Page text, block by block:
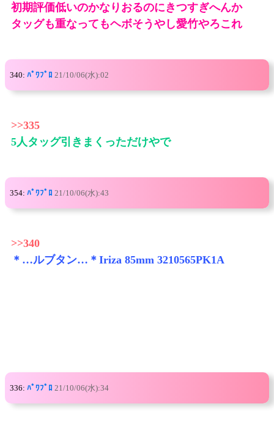
初期評価低いのかなりおるのにきつすぎへんか
タッグも重なってもヘボそうやし愛竹やろこれ
340: ﾊﾟﾜﾌﾟﾛ 21/10/06(水):02
>>335
5人タッグ引きまくっただけやで
354: ﾊﾟﾜﾌﾟﾛ 21/10/06(水):43
>>340
＊…ルブタン…＊Iriza 85mm 3210565PK1A
336: ﾊﾟﾜﾌﾟﾛ 21/10/06(水):34